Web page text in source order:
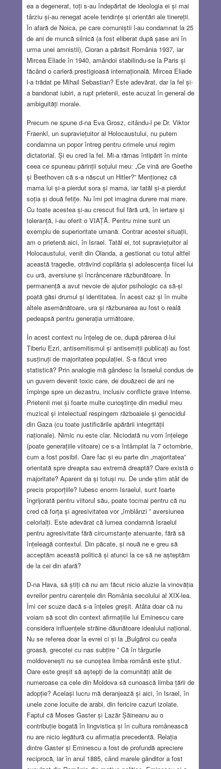
ea a degenerat, toți s-au îndepărtat de ideologia ei și mai
târziu și-au renegat acele tendințe și orientări ale tinereții.
În afară de Noica, pe care comuniștii l-au condamnat la 25
de ani de muncă silnică (a fost eliberat după șase ani în
urma unei amnistii), Cioran a părăsit România 1937, iar
Mircea Eliade în 1940, amândoi stabilindu-se la Paris și
făcând o carieră prestigioasă internațională. Mircea Eliade
l-a trădat pe Mihail Sebastian? Este adevărat, dar la fel și-
a bandonat iubiri, a rupt prietenii, este acuzat în general de
ambiguități morale.
Precum ne spune d-na Eva Grosz, citându-l pe Dr. Viktor
Fraenkl, un supraviețuitor al Holocaustului, nu putem
condamna un popor întreg pentru crimele unui regim
dictatorial. Și eu cred la fel. Mi-a rămas întipărit în minte
ceea ce spuneau părinții soțului meu: „Ce vină are Goethe
și Beethoven că s-a născut un Hitler?” Menționez că
mama lui și-a pierdut sora și mama, iar tatăl și-a pierdut
soția și două fetițe. Nu îmi pot imagina durere mai mare.
Cu toate acestea și-au crescut fiul fără ură, în iertare și
toleranță, i-au oferit o VIAȚĂ. Pentru mine sunt un
exemplu de superioritate umană. Contrar acestei situații,
am o prietenă aici, în Israel. Tatăl ei, tot supraviețuitor al
Holocaustului, venit din Olanda, a gestionat cu totul altfel
această tragedie, otrăvind copilăria și adolescența fiicei lui
cu ură, aversiune și încrâncenare răzbunătoare. În
permanență a avut nevoie de ajutor psihologic ca să-și
poată găsi drumul și identitatea. În acest caz și în multe
altele asemănătoare, ura și răzbunarea au fost o reală
pedeapsă pentru generația următoare.
În acest context nu înțeleg de ce, după părerea d-lui
Tiberiu Ezri, antisemitismul și antisemiții publicați au fost
susținuți de majoritatea populației. S-a făcut vreo
statistică? Prin analogie mă gândesc la Israelul condus de
un guvern devenit toxic care, de douăzeci de ani ne
împinge spre un dezastru, inclusiv conflicte grave interne.
Prietenii mei și foarte multe cunoștințe din mediul meu
muzical și intelectual respingem războaiele și genocidul
din Gaza (cu toate justificările apărării integrității
naționale). Nimic nu este clar. Niciodată nu vom înțelege
(poate generațiile viitoare) ce s-a întâmplat la 7 octombrie,
cum a fost posibil. Oare fac și eu parte din „majoritatea”
orientată spre dreapta sau extremă dreaptă? Oare există o
majoritate? Aparent da și totuși nu. De unde știm atât de
precis proporțiile? Iubesc enorm Israelul, sunt foarte
îngrijorată pentru viitorul său, poate tocmai pentru că nu
cred că forța și agresivitatea vor „îmblânzi ” aversiunea
celorlalți. Este adevărat că lumea condamnă Israelul
pentru agresivitate fără circumstanțe atenuante, fără să
înțeleagă contextul. Din păcate, și nouă ne e greu să
acceptăm această politică și atunci la ce să ne așteptăm
de la cei din afară?
D-na Hava, să știți că nu am făcut nicio aluzie la vinovăția
evreilor pentru carențele din România secolului al XIX-lea.
Îmi cer scuze dacă s-a înțeles greșit. Atâta doar că nu
voiam să scot din context afirmațiile lui Eminescu care
considera influențele străine dăunătoare idealului național.
Nu se referea doar la evrei ci și la „Bulgăroi cu ceafa
groasă, grecotei cu nas subțire ” Că în târgurile
moldovenești nu se cunoștea limba română este știut.
Oare este greșit să aștepți de la comunități atât de
numeroase ca cele din Moldova să cunoască limba țării de
adopție? Același lucru mă deranjează și aici, în Israel, în
unele zone locuite de arabi, din fericire cazuri izolate.
Faptul că Moses Gaster și Lazăr Șăineanu au o
contribuție bogată în lingvistica și în cultura românească
nu are nicio legătură cu afirmația precedentă. Relația
dintre Gaster și Eminescu a fost de profundă apreciere
reciprocă, iar în anul 1885, când marele gânditor a fost